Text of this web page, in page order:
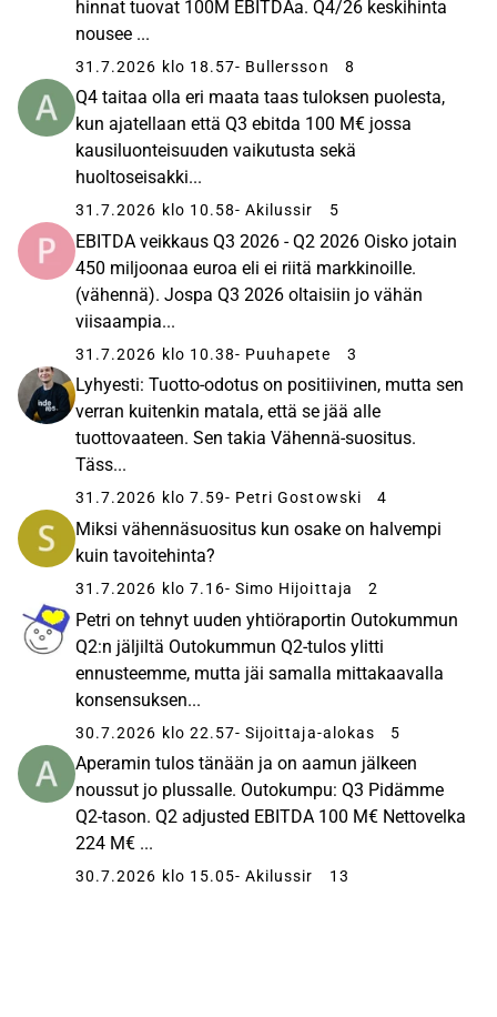
hinnat tuovat 100M EBITDAa. Q4/26 keskihinta
nousee ...
31.7.2026 klo 18.57- Bullersson 8
Q4 taitaa olla eri maata taas tuloksen puolesta,
kun ajatellaan että Q3 ebitda 100 M€ jossa
kausiluonteisuuden vaikutusta sekä
huoltoseisakki...
31.7.2026 klo 10.58- Akilussir 5
EBITDA veikkaus Q3 2026 - Q2 2026 Oisko jotain
450 miljoonaa euroa eli ei riitä markkinoille.
(vähennä). Jospa Q3 2026 oltaisiin jo vähän
viisaampia...
31.7.2026 klo 10.38- Puuhapete 3
Lyhyesti: Tuotto-odotus on positiivinen, mutta sen
verran kuitenkin matala, että se jää alle
tuottovaateen. Sen takia Vähennä-suositus.
Täss...
31.7.2026 klo 7.59- Petri Gostowski 4
Miksi vähennäsuositus kun osake on halvempi
kuin tavoitehinta?
31.7.2026 klo 7.16- Simo Hijoittaja 2
Petri on tehnyt uuden yhtiöraportin Outokummun
Q2:n jäljiltä Outokummun Q2-tulos ylitti
ennusteemme, mutta jäi samalla mittakaavalla
konsensuksen...
30.7.2026 klo 22.57- Sijoittaja-alokas 5
Aperamin tulos tänään ja on aamun jälkeen
noussut jo plussalle. Outokumpu: Q3 Pidämme
Q2-tason. Q2 adjusted EBITDA 100 M€ Nettovelka
224 M€ ...
30.7.2026 klo 15.05- Akilussir 13